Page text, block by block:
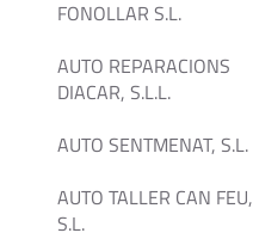
FONOLLAR S.L.
AUTO REPARACIONS
DIACAR, S.L.L.
AUTO SENTMENAT, S.L.
AUTO TALLER CAN FEU,
S.L.